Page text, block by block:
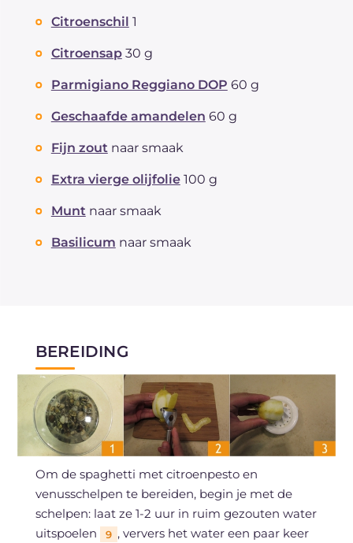
Citroenschil 1
Citroensap 30 g
Parmigiano Reggiano DOP 60 g
Geschaafde amandelen 60 g
Fijn zout naar smaak
Extra vierge olijfolie 100 g
Munt naar smaak
Basilicum naar smaak
BEREIDING
Om de spaghetti met citroenpesto en
venusschelpen te bereiden, begin je met de
schelpen: laat ze 1-2 uur in ruim gezouten water
uitspoelen
9 , ververs het water een paar keer